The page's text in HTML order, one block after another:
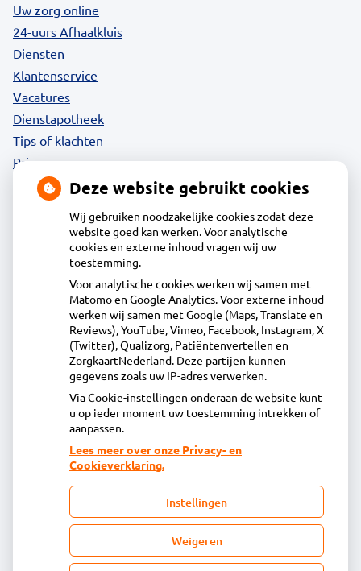
Uw zorg online
24-uurs Afhaalkluis
Diensten
Klantenservice
Vacatures
Dienstapotheek
Tips of klachten
Privacy
Acdapha Apotheek Langedijk
Voorburggracht 212, 1722GV Zuid-Scharwoude
0226313918
info@apotheeklangedijk.nl
Inschrijven
Centrale administratie
Heeft u vragen of opmerkingen over uw
toegestuurde rekening van de apotheek?
declaratie@acdaphagroep.nl
Deze website gebruikt cookies
Wij gebruiken noodzakelijke cookies zodat deze
website goed kan werken. Voor analytische
cookies en externe inhoud vragen wij uw
toestemming.
Voor analytische cookies werken wij samen met
Matomo en Google Analytics. Voor externe inhoud
werken wij samen met Google (Maps, Translate en
Reviews), YouTube, Vimeo, Facebook, Instagram, X
(Twitter), Qualizorg, Patiëntenvertellen en
ZorgkaartNederland. Deze partijen kunnen
gegevens zoals uw IP-adres verwerken.
Via Cookie-instellingen onderaan de website kunt
u op ieder moment uw toestemming intrekken of
aanpassen.
Lees meer over onze Privacy- en
Cookieverklaring.
Instellingen
Weigeren